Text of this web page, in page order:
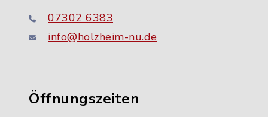
07302 6383
info@holzheim-nu.de
Öffnungszeiten